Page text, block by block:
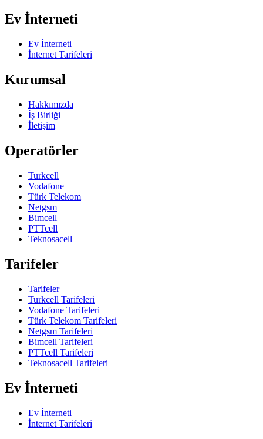
Ev İnterneti
Ev İnterneti
İnternet Tarifeleri
Kurumsal
Hakkımızda
İş Birliği
İletişim
Operatörler
Turkcell
Vodafone
Türk Telekom
Netgsm
Bimcell
PTTcell
Teknosacell
Tarifeler
Tarifeler
Turkcell Tarifeleri
Vodafone Tarifeleri
Türk Telekom Tarifeleri
Netgsm Tarifeleri
Bimcell Tarifeleri
PTTcell Tarifeleri
Teknosacell Tarifeleri
Ev İnterneti
Ev İnterneti
İnternet Tarifeleri